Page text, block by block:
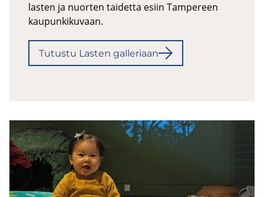
las­ten ja nuor­ten tai­det­ta esiin Tam­pe­reen
kau­pun­ki­ku­vaan.
Tu­tus­tu Las­ten gal­le­ri­aan